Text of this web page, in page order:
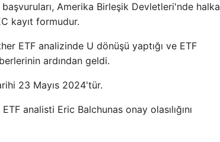
Amerika Birleşik Devletleri'nde halka
kayıt formudur.
ETF analizinde U dönüşü yaptığı ve ETF
ardından geldi.
23 Mayıs 2024'tür.
analisti Eric Balchunas onay olasılığını